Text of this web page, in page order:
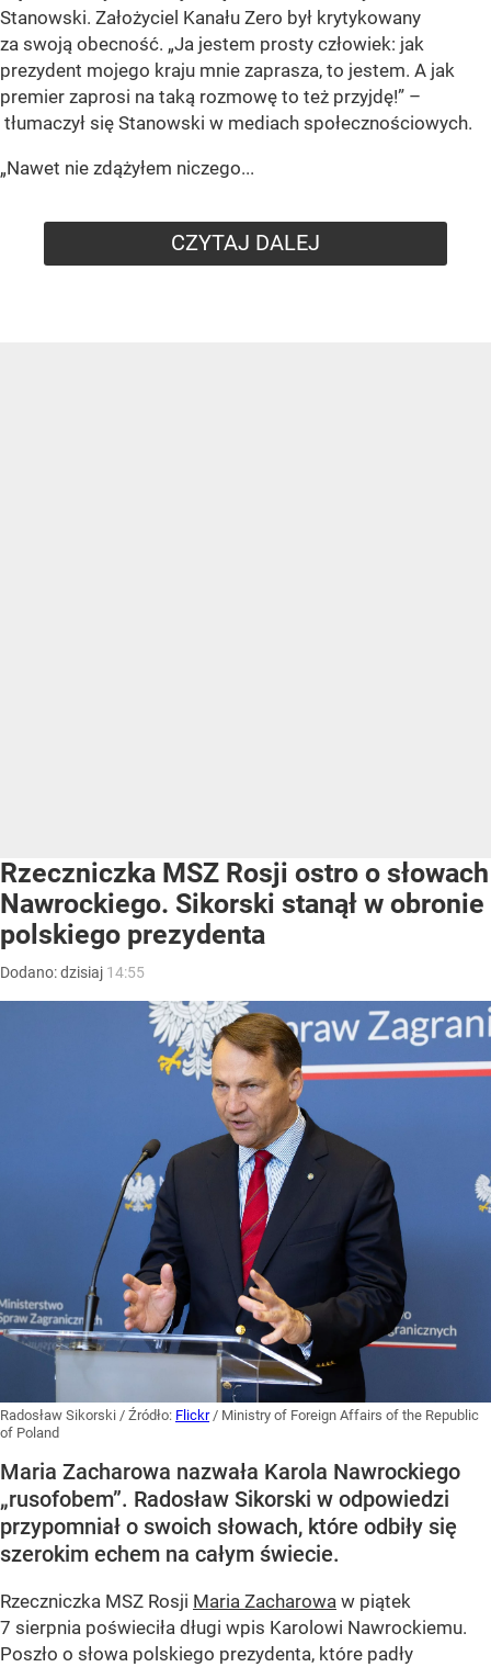
Stanowski. Założyciel Kanału Zero był krytykowany
za swoją obecność. „Ja jestem prosty człowiek: jak
prezydent mojego kraju mnie zaprasza, to jestem. A jak
premier zaprosi na taką rozmowę to też przyjdę!” –
tłumaczył się Stanowski w mediach społecznościowych.
„Nawet nie zdążyłem niczego...
CZYTAJ DALEJ
Rzeczniczka MSZ Rosji ostro o słowach
Nawrockiego. Sikorski stanął w obronie
polskiego prezydenta
Dodano:dzisiaj 14:55
Radosław Sikorski / Źródło: Flickr / Ministry of Foreign Affairs of the Republic
of Poland
Maria Zacharowa nazwała Karola Nawrockiego
„rusofobem”. Radosław Sikorski w odpowiedzi
przypomniał o swoich słowach, które odbiły się
szerokim echem na całym świecie.
Rzeczniczka MSZ Rosji Maria Zacharowa w piątek
7 sierpnia poświeciła długi wpis Karolowi Nawrockiemu.
Poszło o słowa polskiego prezydenta, które padły